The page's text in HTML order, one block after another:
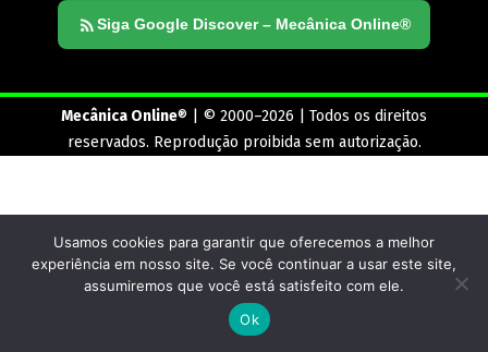
Siga Google Discover – Mecânica Online®
Mecânica Online® | © 2000–2026 | Todos os direitos
reservados. Reprodução proibida sem autorização.
Usamos cookies para garantir que oferecemos a melhor
experiência em nosso site. Se você continuar a usar este site,
assumiremos que você está satisfeito com ele.
Ok